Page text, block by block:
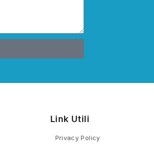
Link Utili
Privacy Policy